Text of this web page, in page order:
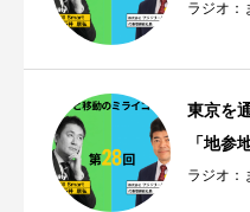
ラジオ：
東京を
「地参
ラジオ：